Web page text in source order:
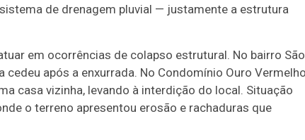
de drenagem pluvial — justamente a estrutura
em ocorrências de colapso estrutural. No bairro São
após a enxurrada. No Condomínio Ouro
casa vizinha, levando à interdição do local. Situação
o terreno apresentou erosão e rachaduras que